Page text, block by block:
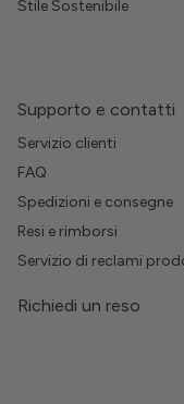
Stile Sostenibile
Supporto e contatti
Servizio clienti
FAQ
Spedizioni e consegne
Resi e rimborsi
Servizio di reclami
Richiedi un reso